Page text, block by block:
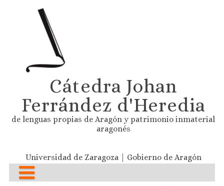
Cátedra Johan
Ferrández d'Heredia
de lenguas propias de Aragón y patrimonio inmaterial
aragonés
Universidad de Zaragoza | Gobierno de Aragón